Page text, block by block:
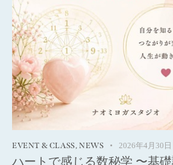
EVENT & CLASS, NEWS 2026年4月30日
ハートで感じる数秘学 〜基